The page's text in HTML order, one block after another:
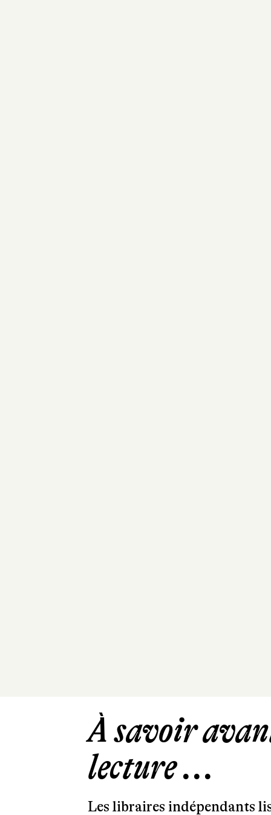
À savoir
lecture ...
Les libraires indépendants